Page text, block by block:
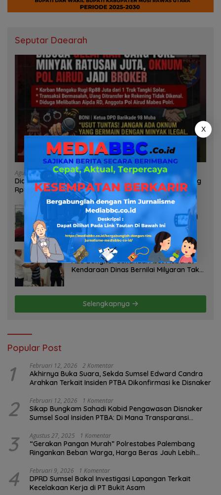
Seputar Daearah
Agustus 6, 2026
Diduga Oknum Pol Airud Jadi Broker Minyak Ilegal, Uang
Rp88 Juta Milik Toke Muba Hilang Tanpa Jejak
Agustus 6, 2026
Soroti Dugaan Pelanggaran Tambang
PT BSPC, Koalisi Aktivis Sumsel Beri
Tenggat 1 Minggu ke Pemerintah
Agustus 5, 2026
ABS Bongkar Sekandal Aset Muba! 29
Kendaraan Dinas Bernilai Milyaran Tak
Selengkapnya
Popular Post
1 Februari 12, 2026 2 Komentar
Akhirnya Buka Suara, Sekda Sumsel Edward Candra
Arahkan Terkait Insiden PTBA Dikonfirmasi ke Disnaker
2 Februari 12, 2026 1 Komentar
Sikap Bungkam Sahadi Kabid Pengawasan Disnaker
Sumsel Soal Insiden PTBA: Di Mana Transparansi
3 Agustus 27, 2025 1 Komentar
“Gerakan Pangan Murah” Polrestabes Palembang
Ringankan Beban Warga, Harga Beras Jauh Lebih
4 Februari 9, 2026 1 Komentar
DPRD Sumsel Bakal Investigasi Lapangan Terkait
Kecelakaan Kerja di PT Bukit Asam
X